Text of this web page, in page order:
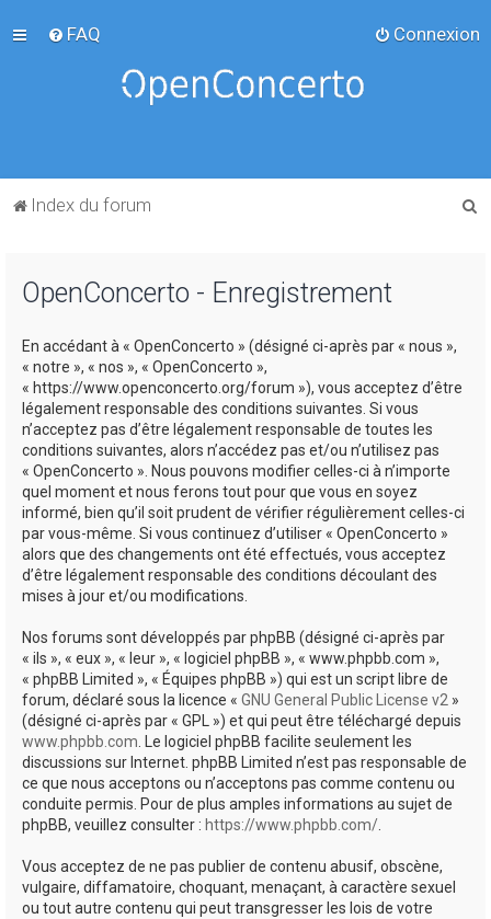
FAQ Connexion
Index du forum
OpenConcerto - Enregistrement
En accédant à « OpenConcerto » (désigné ci-après par « nous »,
« notre », « nos », « OpenConcerto »,
« https://www.openconcerto.org/forum »), vous acceptez d’être
légalement responsable des conditions suivantes. Si vous
n’acceptez pas d’être légalement responsable de toutes les
conditions suivantes, alors n’accédez pas et/ou n’utilisez pas
« OpenConcerto ». Nous pouvons modifier celles-ci à n’importe
quel moment et nous ferons tout pour que vous en soyez
informé, bien qu’il soit prudent de vérifier régulièrement celles-ci
par vous-même. Si vous continuez d’utiliser « OpenConcerto »
alors que des changements ont été effectués, vous acceptez
d’être légalement responsable des conditions découlant des
mises à jour et/ou modifications.
Nos forums sont développés par phpBB (désigné ci-après par
« ils », « eux », « leur », « logiciel phpBB », « www.phpbb.com »,
« phpBB Limited », « Équipes phpBB ») qui est un script libre de
forum, déclaré sous la licence « GNU General Public License v2 »
(désigné ci-après par « GPL ») et qui peut être téléchargé depuis
www.phpbb.com. Le logiciel phpBB facilite seulement les
discussions sur Internet. phpBB Limited n’est pas responsable de
ce que nous acceptons ou n’acceptons pas comme contenu ou
conduite permis. Pour de plus amples informations au sujet de
phpBB, veuillez consulter : https://www.phpbb.com/.
Vous acceptez de ne pas publier de contenu abusif, obscène,
vulgaire, diffamatoire, choquant, menaçant, à caractère sexuel
ou tout autre contenu qui peut transgresser les lois de votre